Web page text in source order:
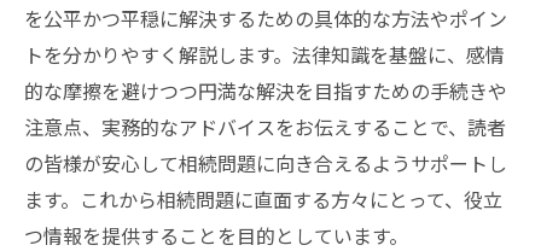
を公平かつ平穏に解決するための具体的な方法やポイン
トを分かりやすく解説します。法律知識を基盤に、感情
的な摩擦を避けつつ円満な解決を目指すための手続きや
注意点、実務的なアドバイスをお伝えすることで、読者
の皆様が安心して相続問題に向き合えるようサポートし
ます。これから相続問題に直面する方々にとって、役立
つ情報を提供することを目的としています。